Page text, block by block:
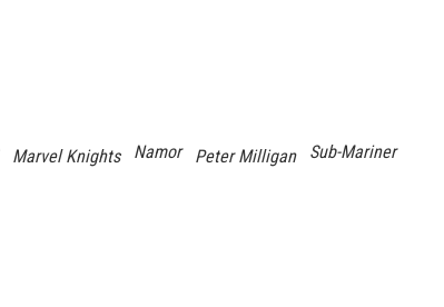
Marvel Knights Namor Peter Milligan Sub-Mariner